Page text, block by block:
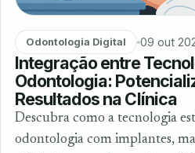
Odontologia Digital 09 out
Integração entre
Odontologia:
Resultados na Clínica
Descubra como a tecnologia
odontologia com implantes,